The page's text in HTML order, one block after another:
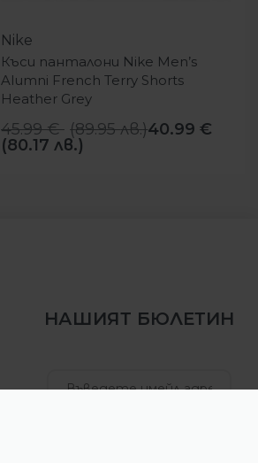
Nike
Къси панталони Nike Men’s
Alumni French Terry Shorts
Heather Grey
45.99€ (89.95лв.)40.99€
(80.17 лв.)
НАШИЯТ БЮЛЕТИН